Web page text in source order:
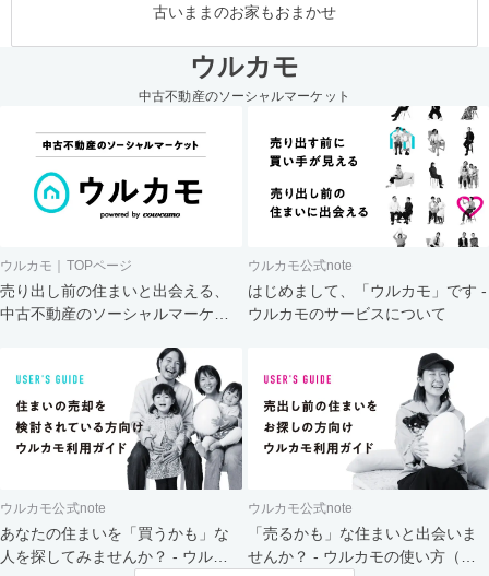
古いままのお家もおまかせ
ウルカモ
中古不動産のソーシャルマーケット
ウルカモ｜TOPページ
売り出し前の住まいと出会える、
中古不動産のソーシャルマーケッ
ウルカモ公式note
はじめまして、「ウルカモ」です -
ウルカモのサービスについて
ウルカモ公式note
あなたの住まいを「買うかも」な
人を探してみませんか？ - ウルカ
ウルカモ公式note
「売るかも」な住まいと出会いま
せんか？ - ウルカモの使い方（買